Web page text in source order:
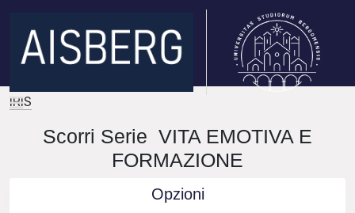
IRIS
Scorri Serie VITA EMOTIVA E
FORMAZIONE
Opzioni